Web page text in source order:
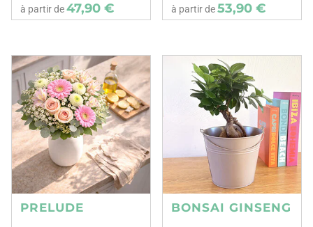
à partir de47,90 € à partir de53,90 €
PRELUDE BONSAI GINSENG